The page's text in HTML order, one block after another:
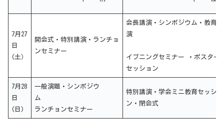
7月27
日
(土）
開会式・特別講演・ランチョ
ンセミナー
会長講演・シンポジウム・教育講
演
イブニングセミナー ・ポスター
セッション
7月28
日
(日)
一般演題・シンポジウ
ム
ランチョンセミナー
特別講演・学会ミニ教育セッショ
ン・閉会式